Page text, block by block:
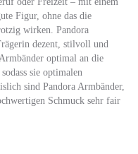
Figur, ohne das die
wirken. Pandora
dezent, stilvoll und
optimal an die
sie optimalen
sind Pandora Armbänder,
Schmuck sehr fair